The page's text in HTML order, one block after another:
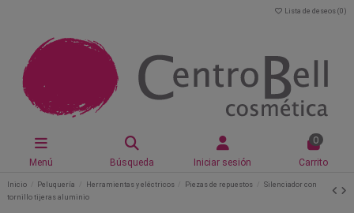
Lista de deseos (0 )
Menú Búsqueda Iniciar sesión
0
Carrito
Inicio Peluquería Herramientas y eléctricos Piezas de repuestos
Silenciador con
tornillo tijeras aluminio